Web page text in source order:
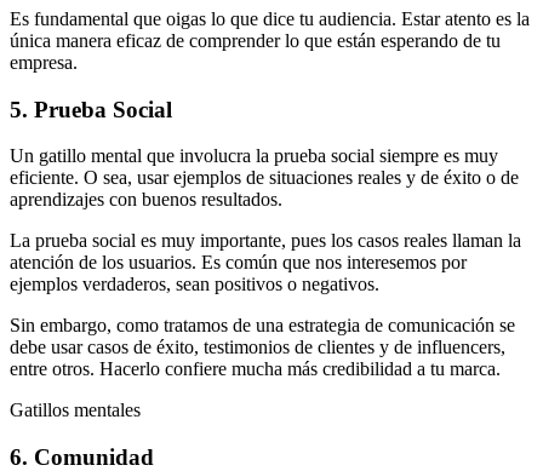
Es fundamental que oigas lo que dice tu audiencia. Estar atento es la
única manera eficaz de comprender lo que están esperando de tu
empresa.
5. Prueba Social
Un gatillo mental que involucra la prueba social siempre es muy
eficiente. O sea, usar ejemplos de situaciones reales y de éxito o de
aprendizajes con buenos resultados.
La prueba social es muy importante, pues los casos reales llaman la
atención de los usuarios. Es común que nos interesemos por
ejemplos verdaderos, sean positivos o negativos.
Sin embargo, como tratamos de una estrategia de comunicación se
debe usar casos de éxito, testimonios de clientes y de influencers,
entre otros. Hacerlo confiere mucha más credibilidad a tu marca.
Gatillos mentales
6. Comunidad